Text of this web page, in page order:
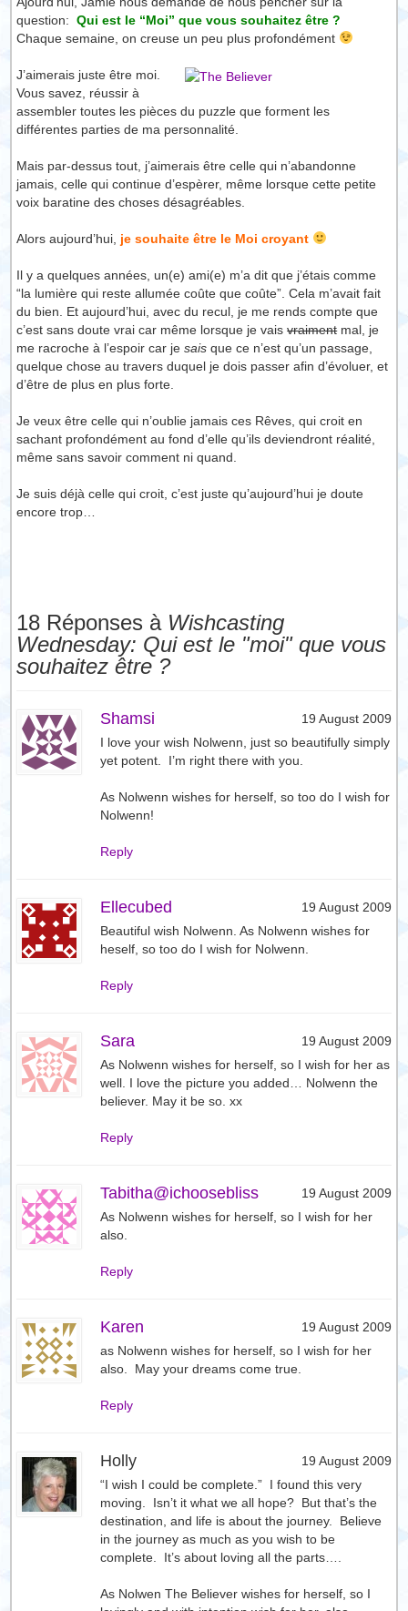
question:Qui est le “Moi” que vous souhaitez être ?
Chaque semaine, on creuse un peu plus profondément
J’aimerais juste être moi.
Vous savez, réussir à
assembler toutes les pièces du puzzle que forment les
différentes parties de ma personnalité.
Mais par-dessus tout, j’aimerais être celle qui n’abandonne
jamais, celle qui continue d’espèrer, même lorsque cette petite
voix baratine des choses désagréables.
Alors aujourd’hui, je souhaite être le Moi croyant
Il y a quelques années, un(e) ami(e) m’a dit que j’étais comme
“la lumière qui reste allumée coûte que coûte”. Cela m’avait fait
du bien. Et aujourd’hui, avec du recul, je me rends compte que
c’est sans doute vrai car même lorsque je vaisvraimentmal, je
me racroche à l’espoir car jesais que ce n’est qu’un passage,
quelque chose au travers duquel je dois passer afin d’évoluer, et
d’être de plus en plus forte.
Je veux être celle qui n’oublie jamais ces Rêves, qui croit en
sachant profondément au fond d’elle qu’ils deviendront réalité,
même sans savoir comment ni quand.
Je suis déjà celle qui croit, c’est juste qu’aujourd’hui je doute
encore trop…
18 Réponses à Wishcasting
Wednesday: Qui est le "moi" que vous
souhaitez être ?
Shamsi
19 August 2009
I love your wish Nolwenn, just so beautifully simply
yet potent. I’m right there with you.
As Nolwenn wishes for herself, so too do I wish for
Nolwenn!
Reply
Ellecubed
19 August 2009
Beautiful wish Nolwenn. As Nolwenn wishes for
heself, so too do I wish for Nolwenn.
Reply
Sara
19 August 2009
As Nolwenn wishes for herself, so I wish for her as
well. I love the picture you added… Nolwenn the
believer. May it be so. xx
Reply
Tabitha@ichoosebliss
19 August 2009
As Nolwenn wishes for herself, so I wish for her
also.
Reply
Karen
19 August 2009
as Nolwenn wishes for herself, so I wish for her
also. May your dreams come true.
Reply
Holly
19 August 2009
“I wish I could be complete.” I found this very
moving. Isn’t it what we all hope? But that’s the
destination, and life is about the journey. Believe
in the journey as much as you wish to be
complete. It’s about loving all the parts….
As Nolwen The Believer wishes for herself, so I